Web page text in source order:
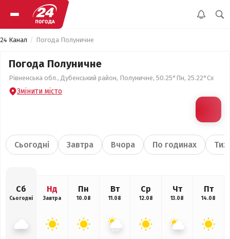
24 Канал Погода Полуничне
Погода Полуничне
Рівненська обл., Дубенський район, Полуничне, 50.25°Пн, 25.22°Сх
Змінити місто
Сьогодні Завтра Вчора По годинах
Сб
Сьогодні
Нд
Завтра
Пн
10.08
Вт
11.08
Ср
12.08
Чт
13.08
Пт
14.08